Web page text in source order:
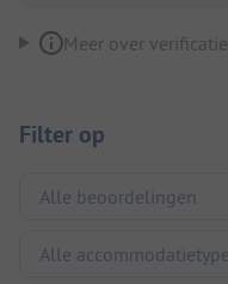
Meer over verificatie
Filter op